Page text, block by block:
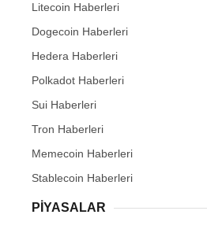
Litecoin Haberleri
Dogecoin Haberleri
Hedera Haberleri
Polkadot Haberleri
Sui Haberleri
Tron Haberleri
Memecoin Haberleri
Stablecoin Haberleri
PIYASALAR